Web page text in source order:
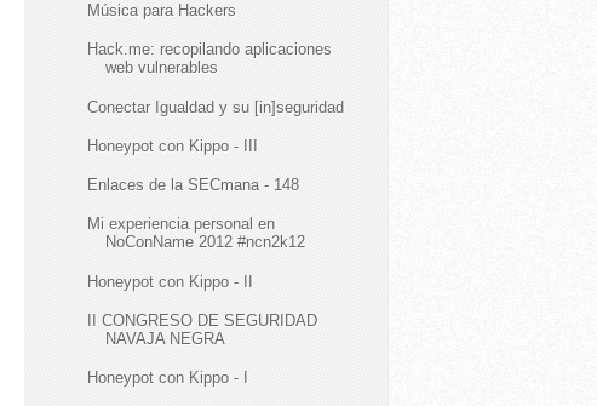
Música para Hackers
Hack.me: recopilando aplicaciones
web vulnerables
Conectar Igualdad y su [in]seguridad
Honeypot con Kippo - III
Enlaces de la SECmana - 148
Mi experiencia personal en
NoConName 2012 #ncn2k12
Honeypot con Kippo - II
II CONGRESO DE SEGURIDAD
NAVAJA NEGRA
Honeypot con Kippo - I